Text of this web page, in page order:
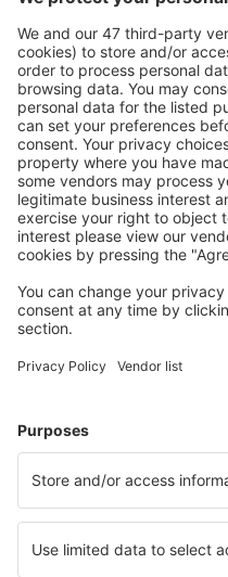
Rezervare fără griji
Economiseşte
Prețuri atractive și
conectați.
Cazarea preferată
Alege din peste 1,3
apartamente și altele.
Cele mai căutate
Cazare în Statele Unite ale
Cazare în Myrtle Beach
Cazare în Sevierville
Cazare în Snowmass Village